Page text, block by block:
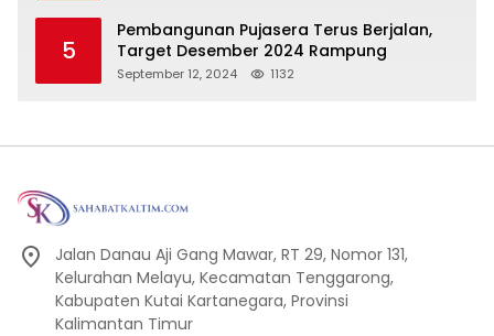
5
Pembangunan Pujasera Terus Berjalan,
Target Desember 2024 Rampung
September 12, 2024 1132
Jalan Danau Aji Gang Mawar, RT 29, Nomor 131,
Kelurahan Melayu, Kecamatan Tenggarong,
Kabupaten Kutai Kartanegara, Provinsi
Kalimantan Timur